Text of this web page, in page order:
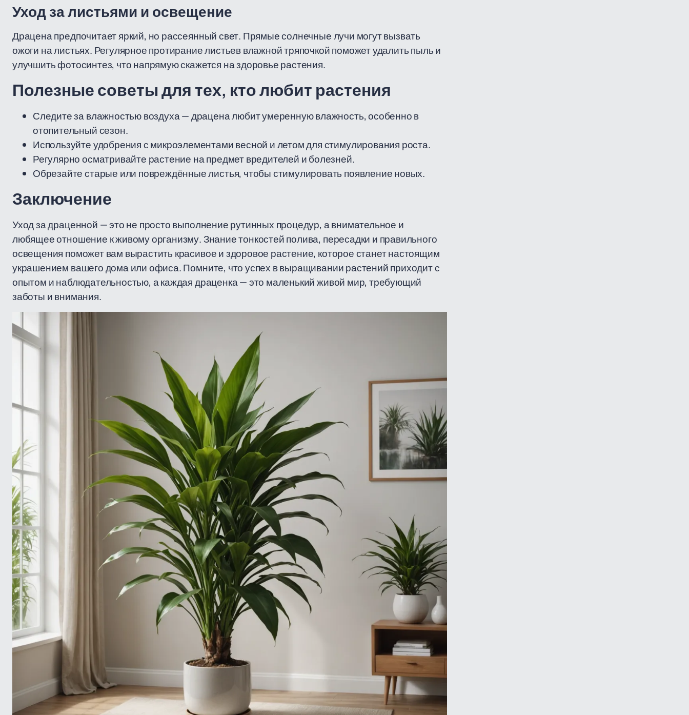
Уход за листьями и освещение
Драцена предпочитает яркий, но рассеянный свет. Прямые солнечные лучи могут вызвать
ожоги на листьях. Регулярное протирание листьев влажной тряпочкой поможет удалить пыль и
улучшить фотосинтез, что напрямую скажется на здоровье растения.
Полезные советы для тех, кто любит растения
Следите за влажностью воздуха — драцена любит умеренную влажность, особенно в
отопительный сезон.
Используйте удобрения с микроэлементами весной и летом для стимулирования роста.
Регулярно осматривайте растение на предмет вредителей и болезней.
Обрезайте старые или повреждённые листья, чтобы стимулировать появление новых.
Заключение
Уход за драценной — это не просто выполнение рутинных процедур, а внимательное и
любящее отношение к живому организму. Знание тонкостей полива, пересадки и правильного
освещения поможет вам вырастить красивое и здоровое растение, которое станет настоящим
украшением вашего дома или офиса. Помните, что успех в выращивании растений приходит с
опытом и наблюдательностью, а каждая драценка — это маленький живой мир, требующий
заботы и внимания.